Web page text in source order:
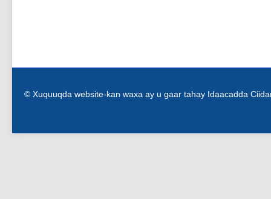
© Xuquuqda website-kan waxa ay u gaar tahay Idaacadda